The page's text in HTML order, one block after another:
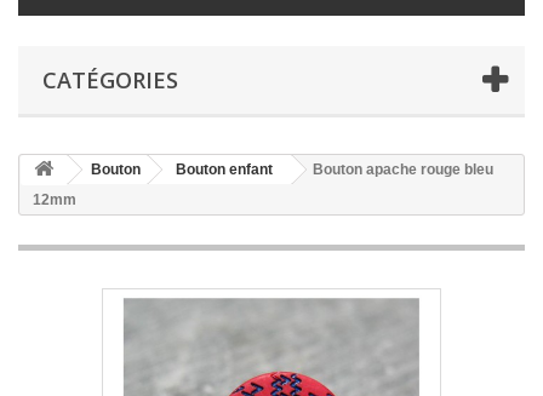
CATÉGORIES
Bouton Bouton enfant
Bouton apache rouge bleu
12mm